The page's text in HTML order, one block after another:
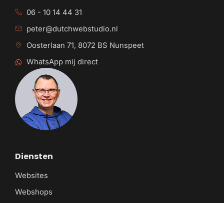
Diensten
Websites
Webshops
06 - 10 14 44 31
peter@dutchwebstudio.nl
Oosterlaan 71, 8072 BS Nunspeet
WhatsApp mij direct